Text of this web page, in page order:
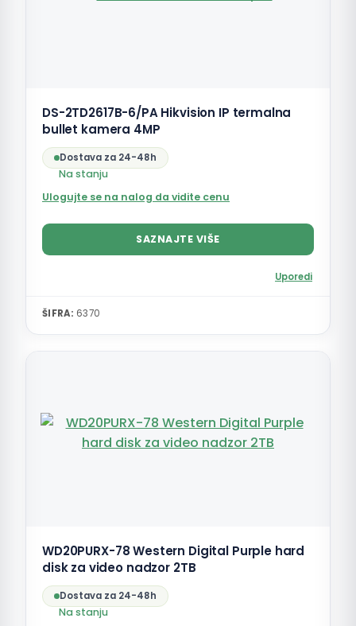
DS-2TD2617B-6/PA Hikvision IP termalna
bullet kamera 4MP
Dostava za 24-48h
Na stanju
Ulogujte se na nalog da vidite cenu
SAZNAJTE VIŠE
Uporedi
ŠIFRA: 6370
WD20PURX-78 Western Digital Purple hard
disk za video nadzor 2TB
Dostava za 24-48h
Na stanju